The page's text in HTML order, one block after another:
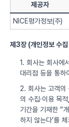
제공자
NICE평가정보(주)
제3장 (개인정보 수
1. 회사는 회사에
대리점 등을 통하
2. 회사는 고객의
의 수집·이용 목
기간을 기재한 “
하지 않는다’를